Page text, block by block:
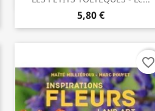
5,80 €
favorite_border